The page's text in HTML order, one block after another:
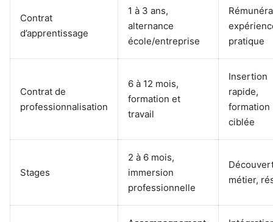
Contrat
d’apprentissage
1 à 3 ans,
alternance
école/entreprise
pratique
Contrat de
professionnalisation
6 à 12 mois,
formation et
travail
Insertion
rapide,
formation
ciblée
Stages
2 à 6 mois,
immersion
professionnelle
métier,